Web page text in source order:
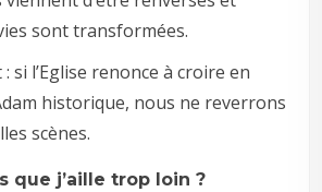
sont transformées.
si l’Eglise renonce à croire en
historique, nous ne reverrons
scènes.
que j’aille trop loin ?